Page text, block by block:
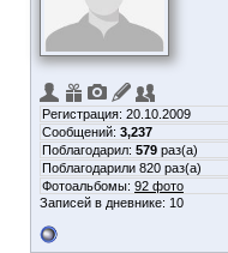
Регистрация: 20.10.2009
Сообщений: 3,237
Поблагодарил: 579 раз(а)
Поблагодарили 820 раз(а)
Фотоальбомы: 92 фото
Записей в дневнике: 10